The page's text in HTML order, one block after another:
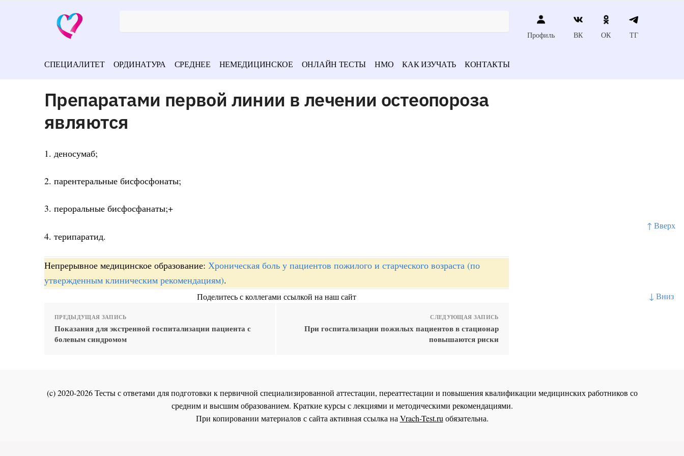
↑ Вверх
↓ Вниз
Профиль ВК ОК ТГ
СПЕЦИАЛИТЕТ ОРДИНАТУРА СРЕДНЕЕ НЕМЕДИЦИНСКОЕ ОНЛАЙН ТЕСТЫ НМО КАК ИЗУЧАТЬ КОНТАКТЫ
Препаратами первой линии в лечении остеопороза
являются
1. деносумаб;
2. парентеральные бисфосфонаты;
3. пероральные бисфосфанаты;+
4. терипаратид.
Непрерывное медицинское образование: Хроническая боль у пациентов пожилого и старческого возраста (по
утвержденным клиническим рекомендациям).
Поделитесь с коллегами ссылкой на наш сайт
ПРЕДЫДУЩАЯ ЗАПИСЬ
Показания для экстренной госпитализации пациента с
болевым синдромом
СЛЕДУЮЩАЯ ЗАПИСЬ
При госпитализации пожилых пациентов в стационар
повышаются риски
(c) 2020-2026 Тесты с ответами для подготовки к первичной специализированной аттестации, переаттестации и повышения квалификации медицинских работников со
средним и высшим образованием. Краткие курсы с лекциями и методическими рекомендациями.
При копировании материалов с сайта активная ссылка наVrach-Test.ruобязательна.